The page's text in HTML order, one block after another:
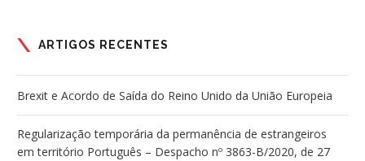
ARTIGOS RECENTES
Brexit e Acordo de Saída do Reino Unido da União Europeia
Regularização temporária da permanência de estrangeiros
em território Português – Despacho nº 3863-B/2020, de 27